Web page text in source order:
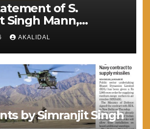
of S.
Singh Mann,
Shiromani Akali Dal
AKALIDAL
by Simranjit Singh